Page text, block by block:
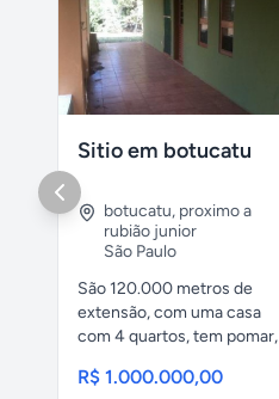
Sitio em botucatu
botucatu, proximo a
rubião junior
São Paulo
São 120.000 metros de
extensão, com uma casa
com 4 quartos, tem pomar,
R$ 1.000.000,00